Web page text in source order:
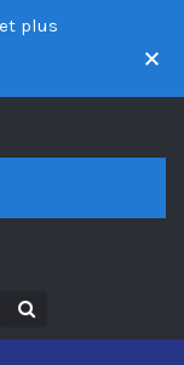
et plus